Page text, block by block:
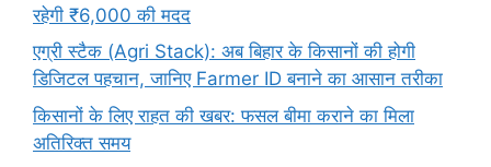
रहेगी ₹6,000 की मदद
एग्री स्टैक (Agri Stack): अब बिहार के किसानों की होगी
डिजिटल पहचान, जानिए Farmer ID बनाने का आसान तरीका
किसानों के लिए राहत की खबर: फसल बीमा कराने का मिला
अतिरिक्त समय